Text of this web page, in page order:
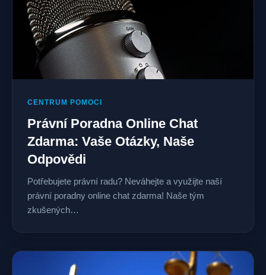
CENTRUM POMOCI
Právní Poradna Online Chat
Zdarma: Vaše Otázky, Naše
Odpovědi
Potřebujete právní radu? Neváhejte a využijte naší
právní poradny online chat zdarma! Naše tým
zkušených…